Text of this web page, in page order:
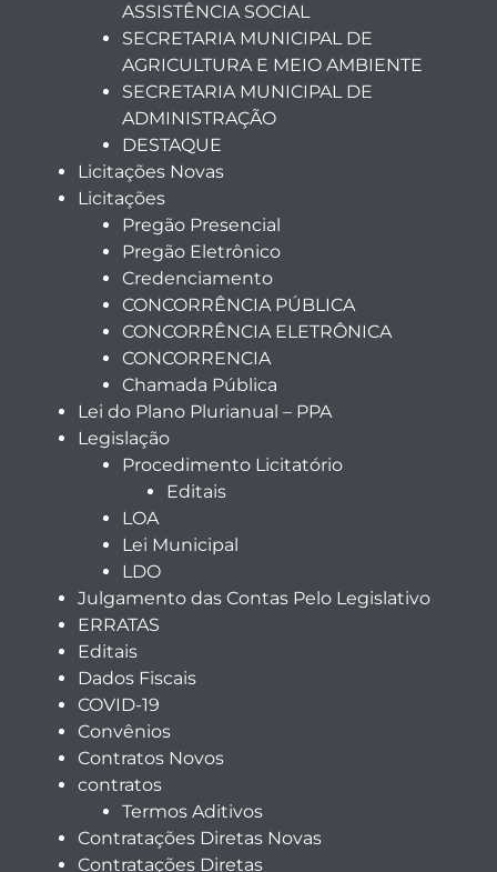
ASSISTÊNCIA SOCIAL
SECRETARIA MUNICIPAL DE
AGRICULTURA E MEIO AMBIENTE
SECRETARIA MUNICIPAL DE
ADMINISTRAÇÃO
DESTAQUE
Licitações Novas
Licitações
Pregão Presencial
Pregão Eletrônico
Credenciamento
CONCORRÊNCIA PÚBLICA
CONCORRÊNCIA ELETRÔNICA
CONCORRENCIA
Chamada Pública
Lei do Plano Plurianual – PPA
Legislação
Procedimento Licitatório
Editais
LOA
Lei Municipal
LDO
Julgamento das Contas Pelo Legislativo
ERRATAS
Editais
Dados Fiscais
COVID-19
Convênios
Contratos Novos
contratos
Termos Aditivos
Contratações Diretas Novas
Contratações Diretas